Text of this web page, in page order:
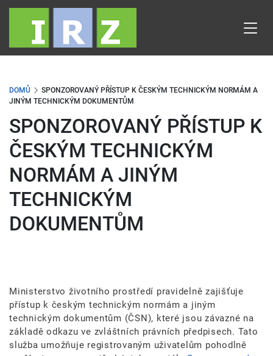
Přejít
obsahu
DOMŮ
SPONZOROVANÝ PŘÍSTUP K ČESKÝM TECHNICKÝM NORMÁM A
JINÝM TECHNICKÝM DOKUMENTŮM
SPONZOROVANÝ PŘÍSTUP K
ČESKÝM TECHNICKÝM
NORMÁM A JINÝM
TECHNICKÝM
DOKUMENTŮM
Ministerstvo životního prostředí pravidelně zajišťuje
přístup k českým technickým normám a jiným
technickým dokumentům (ČSN), které jsou závazné na
základě odkazu ve zvláštních právních předpisech. Tato
služba umožňuje registrovaným uživatelům pohodlně